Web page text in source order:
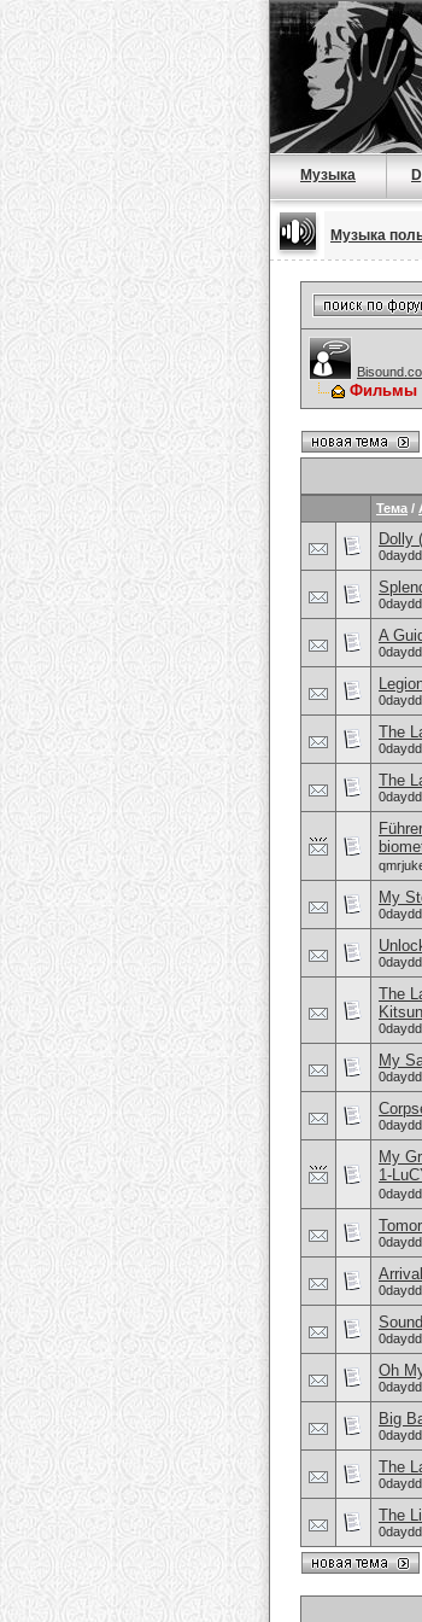
Музыка
Музыка
Фильмы
Тема /
Dolly
A
The
The
My
The
My
My
1-
Oh
Big
The
The